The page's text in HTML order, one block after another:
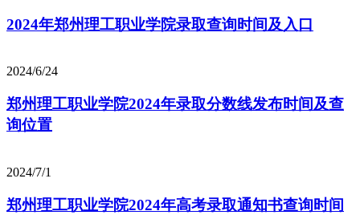
2024年郑州理工职业学院录取查询时间及入口
2024/6/24
郑州理工职业学院2024年录取分数线发布时间及查
询位置
2024/7/1
郑州理工职业学院2024年高考录取通知书查询时间